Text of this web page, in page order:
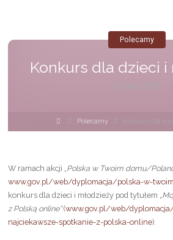
Konkurs dla dzieci i
Polecamy
Strona
główna
Polecamy Konkurs dla
W ramach akcji „Polska w Twoim domu/
www.gov.pl/web/dyplomacja/polska-w-
konkurs dla dzieci i młodzieży pod tytułem
z Polską online”(www.gov.pl/web/
najciekawsze-spotkanie-z-polska-online).